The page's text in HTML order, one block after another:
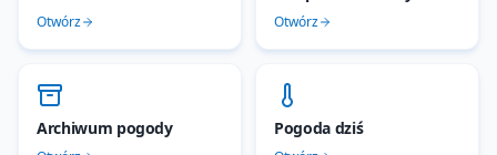
Otwórz Otwórz
Archiwum pogody Pogoda dziś